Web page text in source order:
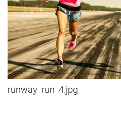
runway_run_4.jpg